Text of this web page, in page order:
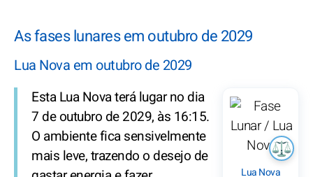
As fases lunares em outubro de 2029
Lua Nova em outubro de 2029
Lua Nova
Esta Lua Nova terá lugar no dia
7 de outubro de 2029, às 16:15.
O ambiente fica sensivelmente
mais leve, trazendo o desejo de